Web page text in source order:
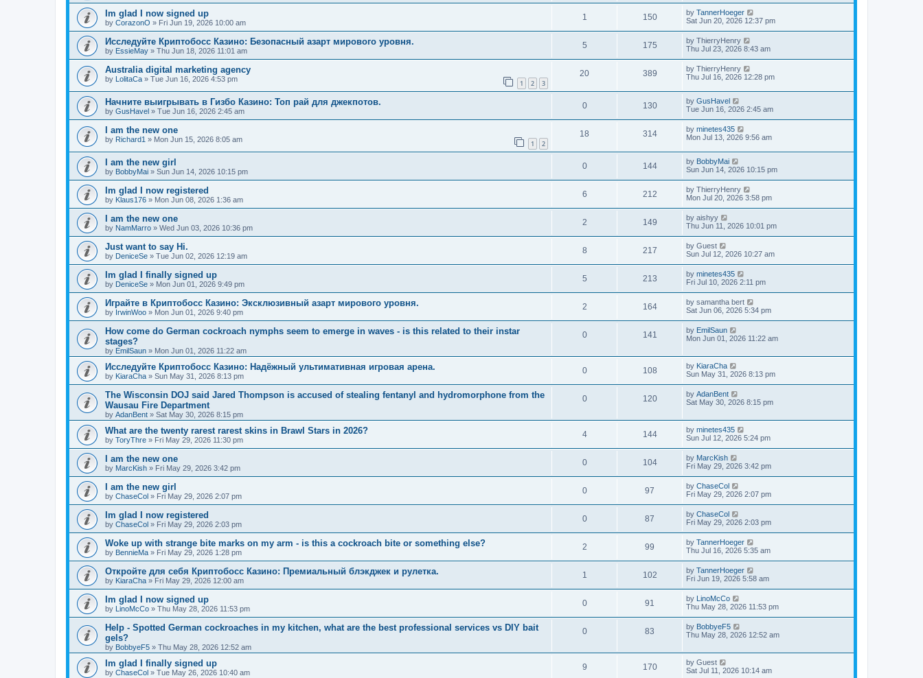
Im glad I now signed up
by CorazonO » Fri Jun 19, 2026 10:00 am
1 150 by TannerHoeger
Sat Jun 20, 2026 12:37 pm
Исследуйте Криптобосс Казино: Безопасный азарт мирового уровня.
by EssieMay » Thu Jun 18, 2026 11:01 am
5 175 by ThierryHenry
Thu Jul 23, 2026 8:43 am
Australia digital marketing agency
by LolitaCa » Tue Jun 16, 2026 4:53 pm 1 2 3
20 389 by ThierryHenry
Thu Jul 16, 2026 12:28 pm
Начните выигрывать в Гизбо Казино: Топ рай для джекпотов.
by GusHavel » Tue Jun 16, 2026 2:45 am
0 130 by GusHavel
Tue Jun 16, 2026 2:45 am
I am the new one
by Richard1 » Mon Jun 15, 2026 8:05 am 1 2
18 314 by minetes435
Mon Jul 13, 2026 9:56 am
I am the new girl
by BobbyMai » Sun Jun 14, 2026 10:15 pm
0 144 by BobbyMai
Sun Jun 14, 2026 10:15 pm
Im glad I now registered
by Klaus176 » Mon Jun 08, 2026 1:36 am
6 212 by ThierryHenry
Mon Jul 20, 2026 3:58 pm
I am the new one
by NamMarro » Wed Jun 03, 2026 10:36 pm
2 149 by aishyy
Thu Jun 11, 2026 10:01 pm
Just want to say Hi.
by DeniceSe » Tue Jun 02, 2026 12:19 am
8 217 by Guest
Sun Jul 12, 2026 10:27 am
Im glad I finally signed up
by DeniceSe » Mon Jun 01, 2026 9:49 pm
5 213 by minetes435
Fri Jul 10, 2026 2:11 pm
Играйте в Криптобосс Казино: Эксклюзивный азарт мирового уровня.
by IrwinWoo » Mon Jun 01, 2026 9:40 pm
2 164 by samantha bert
Sat Jun 06, 2026 5:34 pm
How come do German cockroach nymphs seem to emerge in waves - is this related to their instar
stages?
by EmilSaun » Mon Jun 01, 2026 11:22 am
0 141 by EmilSaun
Mon Jun 01, 2026 11:22 am
Исследуйте Криптобосс Казино: Надёжный ультимативная игровая арена.
by KiaraCha » Sun May 31, 2026 8:13 pm
0 108 by KiaraCha
Sun May 31, 2026 8:13 pm
The Wisconsin DOJ said Jared Thompson is accused of stealing fentanyl and hydromorphone from the
Wausau Fire Department
by AdanBent » Sat May 30, 2026 8:15 pm
0 120 by AdanBent
Sat May 30, 2026 8:15 pm
What are the twenty rarest rarest skins in Brawl Stars in 2026?
by ToryThre » Fri May 29, 2026 11:30 pm
4 144 by minetes435
Sun Jul 12, 2026 5:24 pm
I am the new one
by MarcKish » Fri May 29, 2026 3:42 pm
0 104 by MarcKish
Fri May 29, 2026 3:42 pm
I am the new girl
by ChaseCol » Fri May 29, 2026 2:07 pm
0 97 by ChaseCol
Fri May 29, 2026 2:07 pm
Im glad I now registered
by ChaseCol » Fri May 29, 2026 2:03 pm
0 87 by ChaseCol
Fri May 29, 2026 2:03 pm
Woke up with strange bite marks on my arm - is this a cockroach bite or something else?
by BennieMa » Fri May 29, 2026 1:28 pm
2 99 by TannerHoeger
Thu Jul 16, 2026 5:35 am
Откройте для себя Криптобосс Казино: Премиальный блэкджек и рулетка.
by KiaraCha » Fri May 29, 2026 12:00 am
1 102 by TannerHoeger
Fri Jun 19, 2026 5:58 am
Im glad I now signed up
by LinoMcCo » Thu May 28, 2026 11:53 pm
0 91 by LinoMcCo
Thu May 28, 2026 11:53 pm
Help - Spotted German cockroaches in my kitchen, what are the best professional services vs DIY bait
gels?
by BobbyeF5 » Thu May 28, 2026 12:52 am
0 83 by BobbyeF5
Thu May 28, 2026 12:52 am
Im glad I finally signed up
by ChaseCol » Tue May 26, 2026 10:40 am
9 170 by Guest
Sat Jul 11, 2026 10:14 am